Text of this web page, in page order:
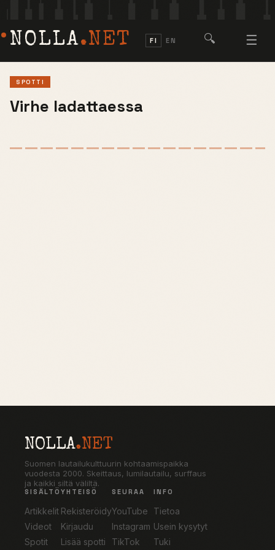
NOLLA.NET FI EN 🔍 ☰
SPOTTI
Virhe ladattaessa
NOLLA.NET
Suomen lautailukulttuurin kohtaamispaikka
vuodesta 2000. Skeittaus, lumilautailu, surffaus
ja kaikki siltä väliltä.
SISÄLTÖ
Artikkelit
Videot
Spotit
YHTEISÖ
Rekisteröidy
Kirjaudu
Lisää spotti
SEURAA
YouTube
Instagram
TikTok
INFO
Tietoa
Usein kysytyt
Tuki